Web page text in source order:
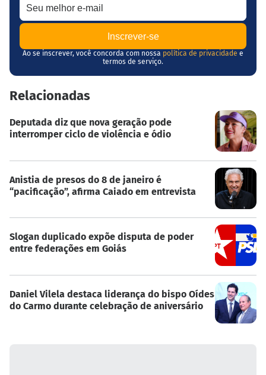
Ao se inscrever, você concorda com nossa política de privacidade e
termos de serviço.
Relacionadas
Deputada diz que nova geração pode
interromper ciclo de violência e ódio
Anistia de presos do 8 de janeiro é
“pacificação”, afirma Caiado em entrevista
Slogan duplicado expõe disputa de poder
entre federações em Goiás
Daniel Vilela destaca liderança do bispo Oídes
do Carmo durante celebração de aniversário